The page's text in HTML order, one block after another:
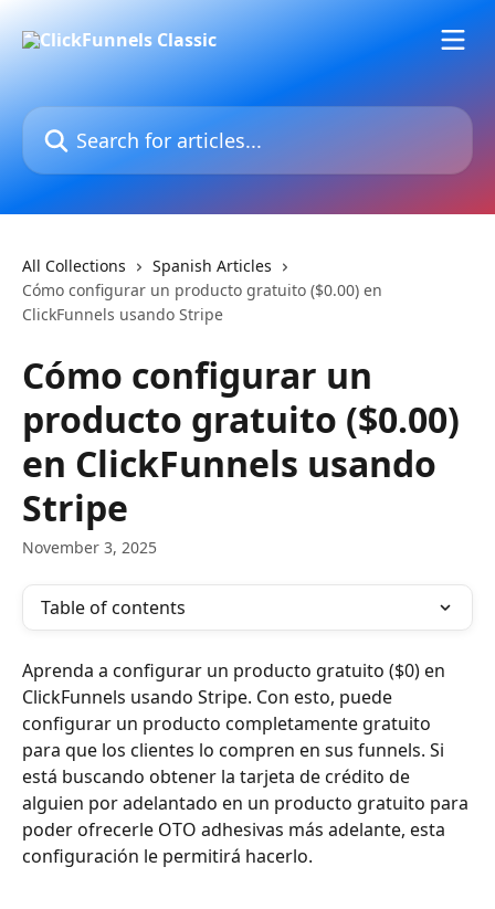
Search for articles...
All Collections
Spanish Articles
Cómo configurar un producto gratuito ($0.00) en
ClickFunnels usando Stripe
Cómo configurar un
producto gratuito ($0.00)
en ClickFunnels usando
Stripe
November 3, 2025
Table of contents
Aprenda a configurar un producto gratuito ($0) en
ClickFunnels usando Stripe. Con esto, puede
configurar un producto completamente gratuito
para que los clientes lo compren en sus funnels. Si
está buscando obtener la tarjeta de crédito de
alguien por adelantado en un producto gratuito para
poder ofrecerle OTO adhesivas más adelante, esta
configuración le permitirá hacerlo.